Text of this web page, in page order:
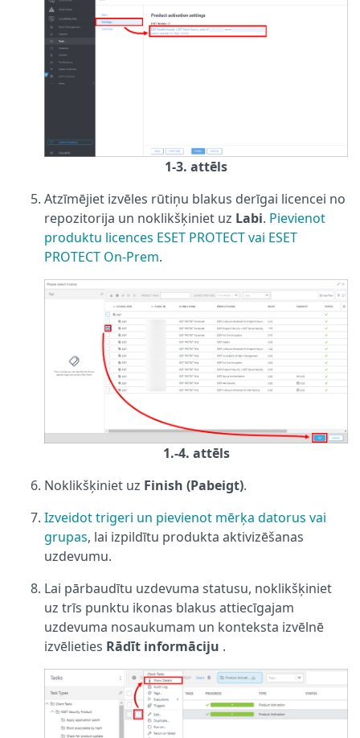
1-3. attēls
Atzīmējiet izvēles rūtiņu blakus derīgai licencei no
repozitorija un noklikšķiniet uz Labi. Pievienot
produktu licences ESET PROTECT vai ESET
PROTECT On-Prem.
1.-4. attēls
Noklikšķiniet uz Finish (Pabeigt).
Izveidot trigeri un pievienot mērķa datorus vai
grupas, lai izpildītu produkta aktivizēšanas
uzdevumu.
Lai pārbaudītu uzdevuma statusu, noklikšķiniet
uz trīs punktu ikonas blakus attiecīgajam
uzdevuma nosaukumam un konteksta izvēlnē
izvēlieties Rādīt informāciju .